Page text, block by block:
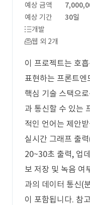
예상 금액
예상 기간
30일
개발
웹 외 2개
이 프로젝트는 호
표현하는 프론트
핵심 기술 스택으
과 통신할 수 있는
적인 언어는 제안
실시간 그래프 출
20~30초 출력, 업
보 저장 및 녹음 여
과의 데이터 통신(
이 포함됩니다. 참